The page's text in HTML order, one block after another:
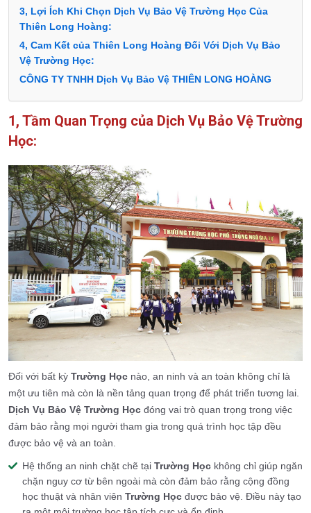
3, Lợi Ích Khi Chọn Dịch Vụ Bảo Vệ Trường Học Của
Thiên Long Hoàng:
4, Cam Kết của Thiên Long Hoàng Đối Với Dịch Vụ Bảo
Vệ Trường Học:
CÔNG TY TNHH Dịch Vụ Bảo Vệ THIÊN LONG HOÀNG
1, Tầm Quan Trọng của Dịch Vụ Bảo Vệ Trường
Học:
Đối với bất kỳ Trường Học nào, an ninh và an toàn không chỉ là
một ưu tiên mà còn là nền tảng quan trọng để phát triển tương lai.
Dịch Vụ Bảo Vệ Trường Học đóng vai trò quan trọng trong việc
đảm bảo rằng mọi người tham gia trong quá trình học tập đều
được bảo vệ và an toàn.
Hệ thống an ninh chặt chẽ tại Trường Học không chỉ giúp ngăn
chặn nguy cơ từ bên ngoài mà còn đảm bảo rằng cộng đồng
học thuật và nhân viên Trường Học được bảo vệ. Điều này tạo